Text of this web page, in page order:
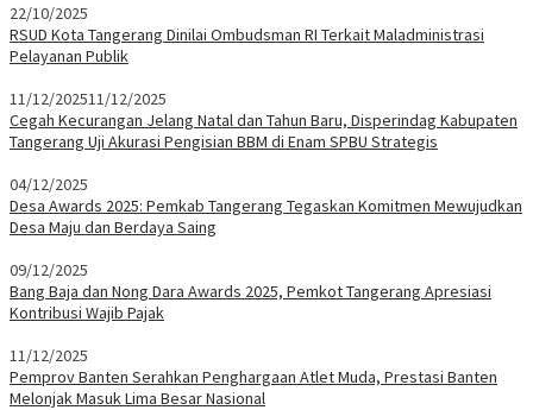
22/10/2025
RSUD Kota Tangerang Dinilai Ombudsman RI Terkait Maladministrasi
Pelayanan Publik
11/12/202511/12/2025
Cegah Kecurangan Jelang Natal dan Tahun Baru, Disperindag Kabupaten
Tangerang Uji Akurasi Pengisian BBM di Enam SPBU Strategis
04/12/2025
Desa Awards 2025: Pemkab Tangerang Tegaskan Komitmen Mewujudkan
Desa Maju dan Berdaya Saing
09/12/2025
Bang Baja dan Nong Dara Awards 2025, Pemkot Tangerang Apresiasi
Kontribusi Wajib Pajak
11/12/2025
Pemprov Banten Serahkan Penghargaan Atlet Muda, Prestasi Banten
Melonjak Masuk Lima Besar Nasional